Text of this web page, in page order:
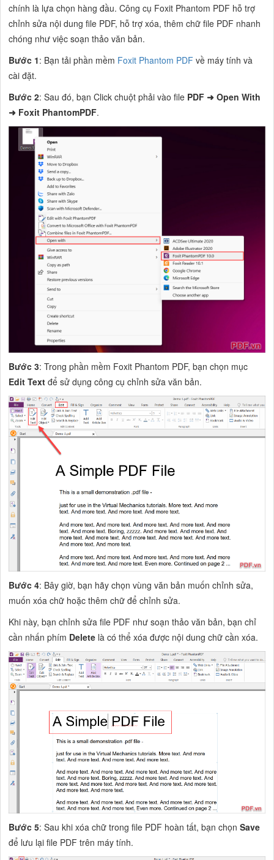
chính là lựa chọn hàng đầu. Công cụ Foxit Phantom PDF hỗ trợ
chỉnh sửa nội dung file PDF, hỗ trợ xóa, thêm chữ file PDF nhanh
chóng như việc soạn thảo văn bản.
Bước 1: Bạn tải phần mềm Foxit Phantom PDF về máy tính và
cài đặt.
Bước 2: Sau đó, bạn Click chuột phải vào file PDF ➜ Open With
➜ Foxit PhantomPDF.
Bước 3: Trong phần mềm Foxit Phantom PDF, bạn chọn mục
Edit Text để sử dụng công cụ chỉnh sửa văn bản.
Bước 4: Bây giờ, bạn hãy chọn vùng văn bản muốn chỉnh sửa,
muốn xóa chữ hoặc thêm chữ để chỉnh sửa.
Khi này, bạn chỉnh sửa file PDF như soạn thảo văn bản, bạn chỉ
cần nhấn phím Delete là có thể xóa được nội dung chữ cần xóa.
Bước 5: Sau khi xóa chữ trong file PDF hoàn tất, bạn chọnSave
để lưu lại file PDF trên máy tính.